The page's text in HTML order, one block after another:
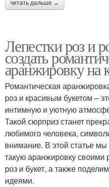
читать дальше →
Лепестки роз и
создать
аранжировку на
Романтическая
роз и красивым букетом –
интимную и уютную
Такой сюрприз станет
любимого человека,
внимание. В этой статье мы
такую аранжировку своими
роз и букет, а также
идеями.